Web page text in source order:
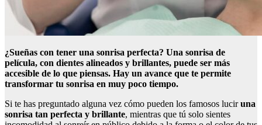
¿Sueñas con tener una sonrisa perfecta? Una sonrisa de
película, con dientes alineados y brillantes, puede ser más
accesible de lo que piensas. Hay un avance que te permite
transformar tu sonrisa en muy poco tiempo.
Si te has preguntado alguna vez cómo pueden los famosos luciruna
sonrisa tan perfecta y brillante, mientras que tú solo sientes